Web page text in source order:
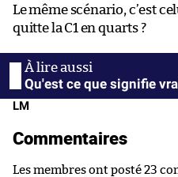
Le même scénario, c’est
quitte la C1 en quarts ?
Qu'est ce que signifie
LM
Commentaires
Les membres ont posté 23